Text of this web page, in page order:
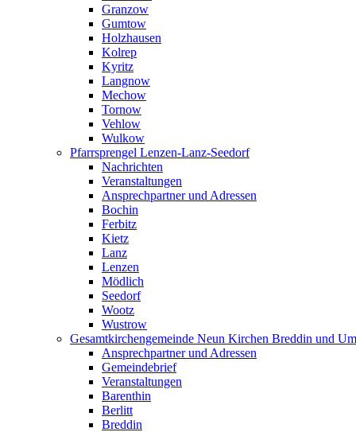
Granzow
Gumtow
Holzhausen
Kolrep
Kyritz
Langnow
Mechow
Tornow
Vehlow
Wulkow
Pfarrsprengel Lenzen-Lanz-Seedorf
Nachrichten
Veranstaltungen
Ansprechpartner und Adressen
Bochin
Ferbitz
Kietz
Lanz
Lenzen
Mödlich
Seedorf
Wootz
Wustrow
Gesamtkirchengemeinde Neun Kirchen Breddin und
Ansprechpartner und Adressen
Gemeindebrief
Veranstaltungen
Barenthin
Berlitt
Breddin